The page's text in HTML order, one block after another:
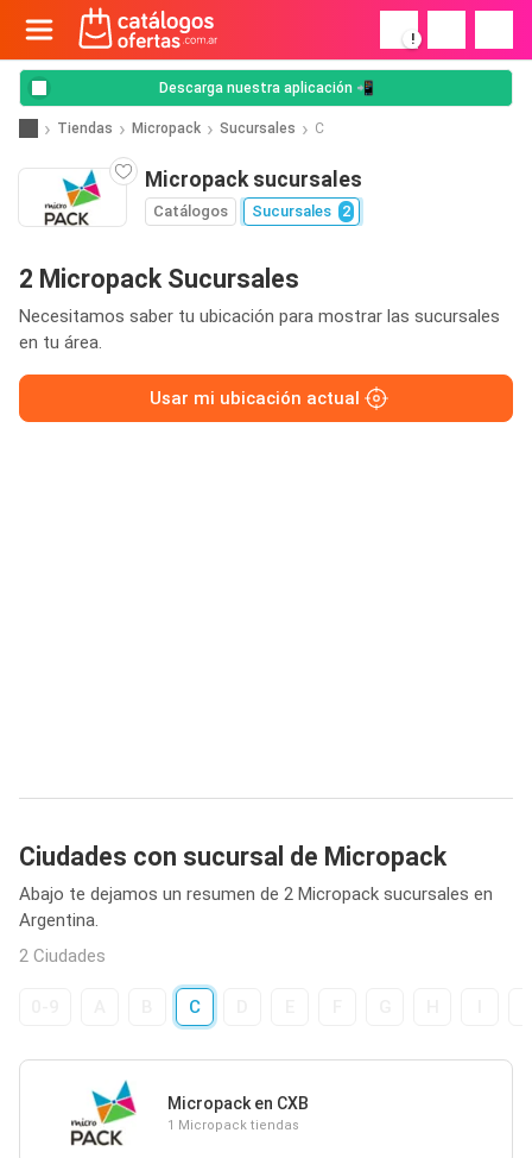
!
Descarga nuestra aplicación 📲
Tiendas Micropack Sucursales C
Micropack sucursales
Catálogos Sucursales 2
2 Micropack Sucursales
Necesitamos saber tu ubicación para mostrar las sucursales
en tu área.
Usar mi ubicación actual
Ciudades con sucursal de Micropack
Abajo te dejamos un resumen de 2 Micropack sucursales en
Argentina.
2 Ciudades
C
Micropack en CXB
1 Micropack tiendas